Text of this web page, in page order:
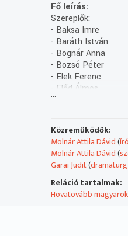
Fő leírás:
Szereplők:
- Baksa Imre
- Baráth István
- Bognár Anna
- Bozsó Péter
- Elek Ferenc
- Előd Álmos
- Epres Attila
- Hamvas Dániel
- Máté Gábor
- Schneider Zoltán
- Szalay Csongor
- Tamás Máté
Rendezte: Tamás
Műsorszolgáltatói
...
Közreműködők:
Molnár Attila Dávid(
Molnár Attila Dávid(
Garai Judit(dramaturg
Reláció tartalmak:
Hovatovább